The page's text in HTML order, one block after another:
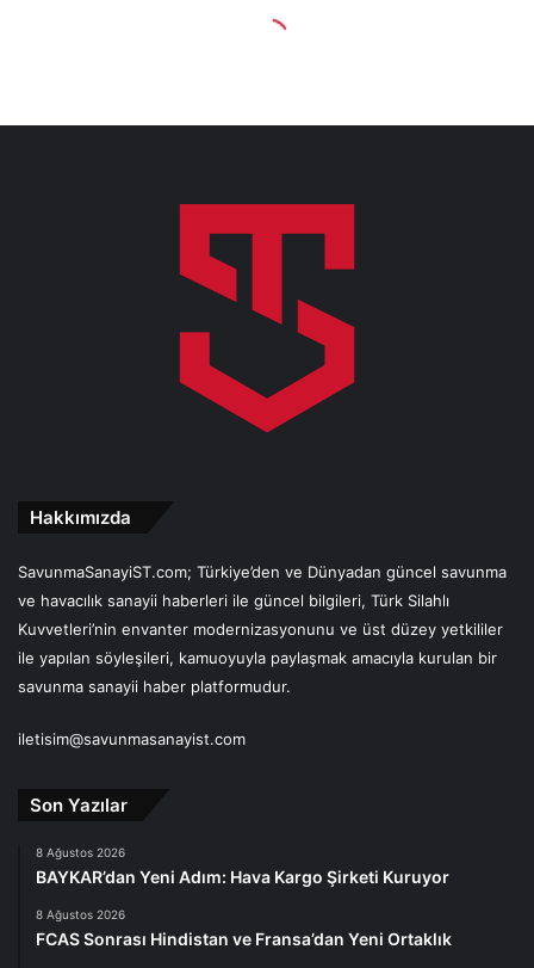
Hakkımızda
SavunmaSanayiST.com; Türkiye’den ve Dünyadan güncel savunma
ve havacılık sanayii haberleri ile güncel bilgileri, Türk Silahlı
Kuvvetleri’nin envanter modernizasyonunu ve üst düzey yetkililer
ile yapılan söyleşileri, kamuoyuyla paylaşmak amacıyla kurulan bir
savunma sanayii haber platformudur.
iletisim@savunmasanayist.com
Son Yazılar
8 Ağustos 2026
BAYKAR’dan Yeni Adım: Hava Kargo Şirketi Kuruyor
8 Ağustos 2026
FCAS Sonrası Hindistan ve Fransa’dan Yeni Ortaklık